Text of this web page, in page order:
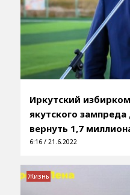
Иркутский
якутского
вернуть 1,7
6:16 / 21.6.2022
Жизнь